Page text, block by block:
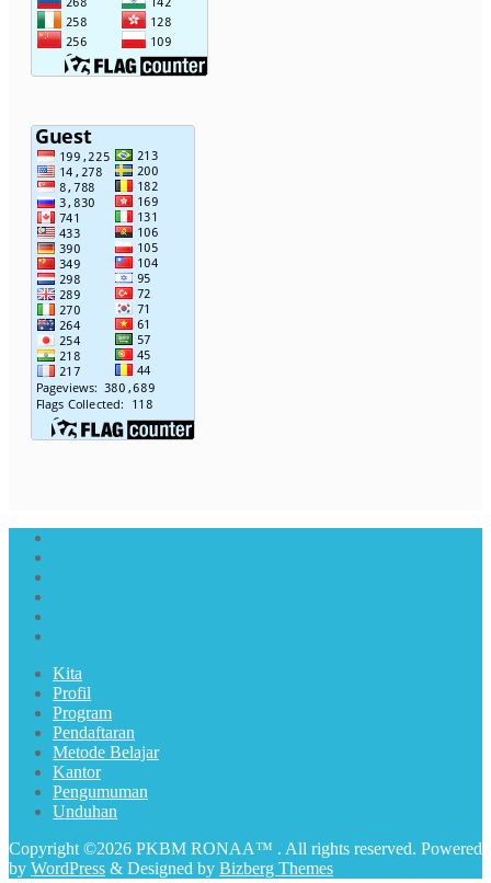
Kita
Profil
Program
Pendaftaran
Metode Belajar
Kantor
Pengumuman
Unduhan
Copyright ©2026 PKBM RONAA™ . All rights reserved. Powered
by WordPress & Designed by Bizberg Themes